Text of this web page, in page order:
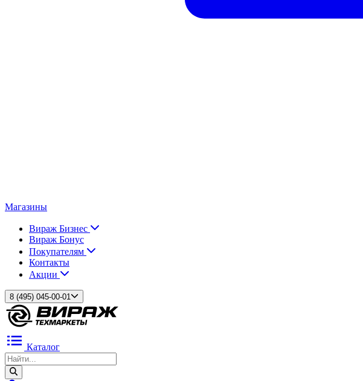
Магазины
Вираж Бизнес
Вираж Бонус
Покупателям
Контакты
Акции
8 (495) 045-00-01
Каталог